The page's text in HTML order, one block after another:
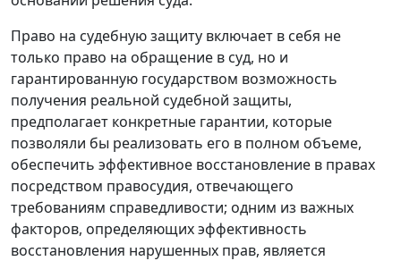
Право на судебную защиту включает в себя не
только право на обращение в суд, но и
гарантированную государством возможность
получения реальной судебной защиты,
предполагает конкретные гарантии, которые
позволяли бы реализовать его в полном объеме,
обеспечить эффективное восстановление в правах
посредством правосудия, отвечающего
требованиям справедливости; одним из важных
факторов, определяющих эффективность
восстановления нарушенных прав, является